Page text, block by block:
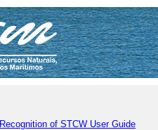
of STCW User Guide